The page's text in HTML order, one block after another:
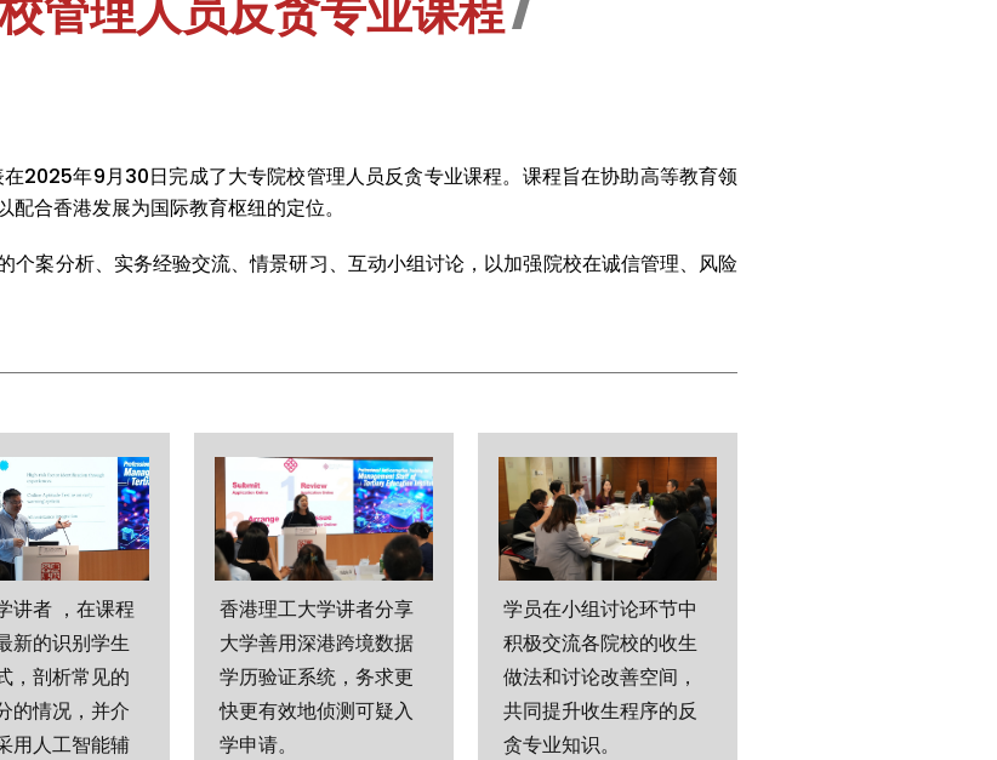
2025年9月30日完成了大专院校管理人员反贪专业课程。课程旨在协助高等教育领
合香港发展为国际教育枢纽的定位。
个案分析、实务经验交流、情景研习、互动小组讨论，以加强院校在诚信管理、风险
讲者 ，在课程
新的识别学生
，剖析常见的
的情况，并介
用人工智能辅
香港理工大学讲者分享
大学善用深港跨境数据
学历验证系统，务求更
快更有效地侦测可疑入
学申请。
学员在小组讨论环节中
积极交流各院校的收生
做法和讨论改善空间，
共同提升收生程序的反
贪专业知识。